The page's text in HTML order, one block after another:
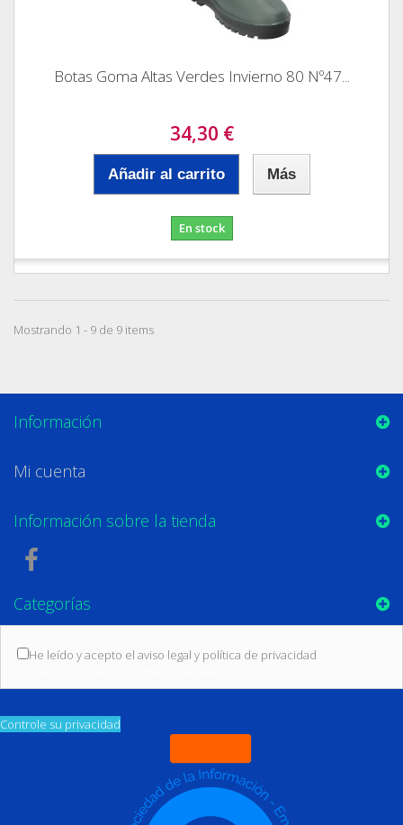
Botas Goma Altas Verdes Invierno 80 Nº47...
34,30 €
Añadir al carrito Más
En stock
Mostrando 1 - 9 de 9 items
Información
Mi cuenta
Información sobre la tienda
Categorías
He leído y acepto el aviso legal y política de privacidad
Controle su privacidad